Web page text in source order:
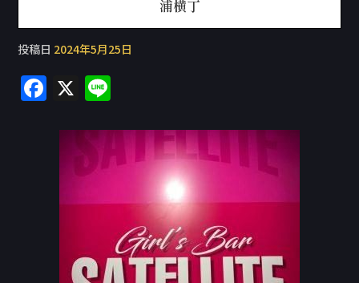
浦横丁
投稿日 2024年5月25日
F
c
e
o
X
e